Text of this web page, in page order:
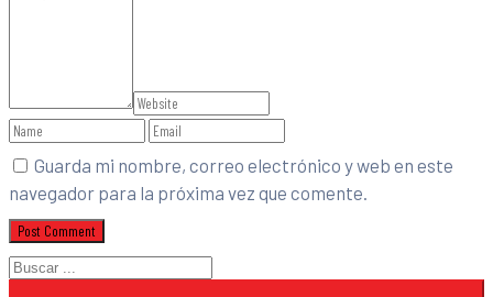
Guarda mi nombre, correo electrónico y web en este
navegador para la próxima vez que comente.